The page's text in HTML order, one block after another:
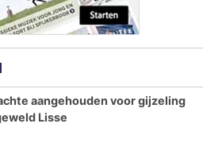
aangehouden voor gijzeling
Lisse